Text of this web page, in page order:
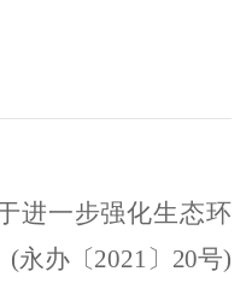
进一步强化生态环
(永办〔2021 〕 20号)